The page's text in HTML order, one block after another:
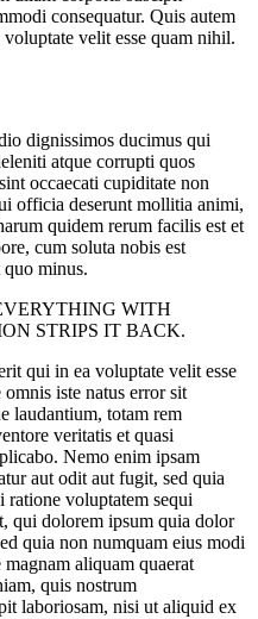
consequatur. Quis autem
velit esse quam nihil.
dignissimos ducimus qui
atque corrupti quos
occaecati cupiditate non
officia deserunt mollitia animi,
quidem rerum facilis est et
cum soluta nobis est
minus.
WITH
STRIPS IT BACK.
qui in ea voluptate velit esse
iste natus error sit
laudantium, totam rem
veritatis et quasi
Nemo enim ipsam
aut odit aut fugit, sed quia
ratione voluptatem sequi
qui dolorem ipsum quia dolor
quia non numquam eius modi
aliquam quaerat
quis nostrum
laboriosam, nisi ut aliquid ex